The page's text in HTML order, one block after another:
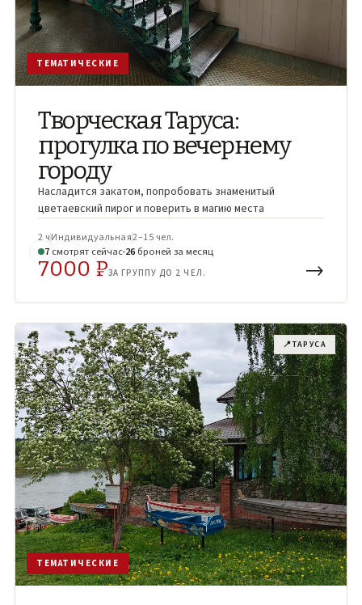
ТЕМАТИЧЕСКИЕ
Творческая Таруса:
прогулка по вечернему
городу
Насладится закатом, попробовать знаменитый
цветаевский пирог и поверить в магию места
2 чИндивидуальная2–15 чел.
9 смотрят сейчас 26 броней за месяц
7000 ₽ЗА ГРУППУ ДО 2 ЧЕЛ. →
ТЕМАТИЧЕСКИЕ
📍ТАРУСА